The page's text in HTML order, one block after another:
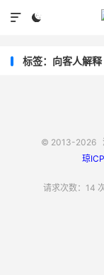


标签：向客人解释
© 2013-2026
琼
请求次数：14